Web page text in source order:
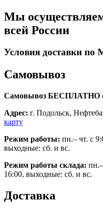
Мы осуществляем
всей России
Условия доставки по
Самовывоз
Самовывоз БЕСПЛАТНО
Адрес: г. Подольск,
карту
Режим работы: пн.– чт. с
выходные: сб. и вс.
Режим работы склада:
16:00, выходные: сб. и вс.
Доставка